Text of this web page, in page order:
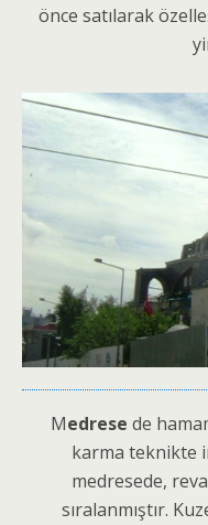
önce satılarak
Medrese de
karma teknikte
medresede,
sıralanmıştır.